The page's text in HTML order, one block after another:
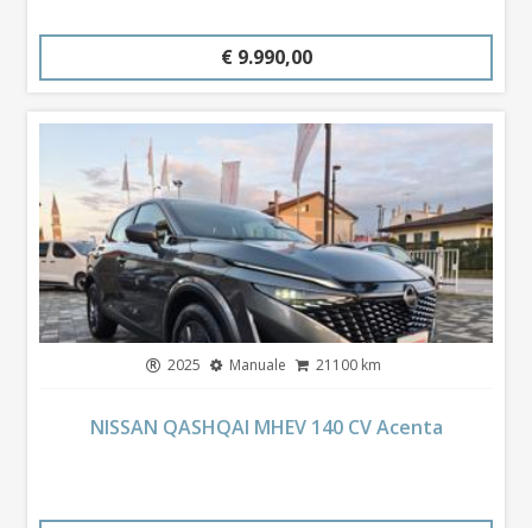
€ 9.990,00
2025 Manuale 21100 km
NISSAN QASHQAI MHEV 140 CV Acenta